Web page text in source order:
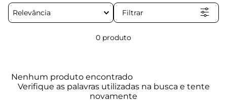
Relevância Filtrar
0 produto
Nenhum produto encontrado